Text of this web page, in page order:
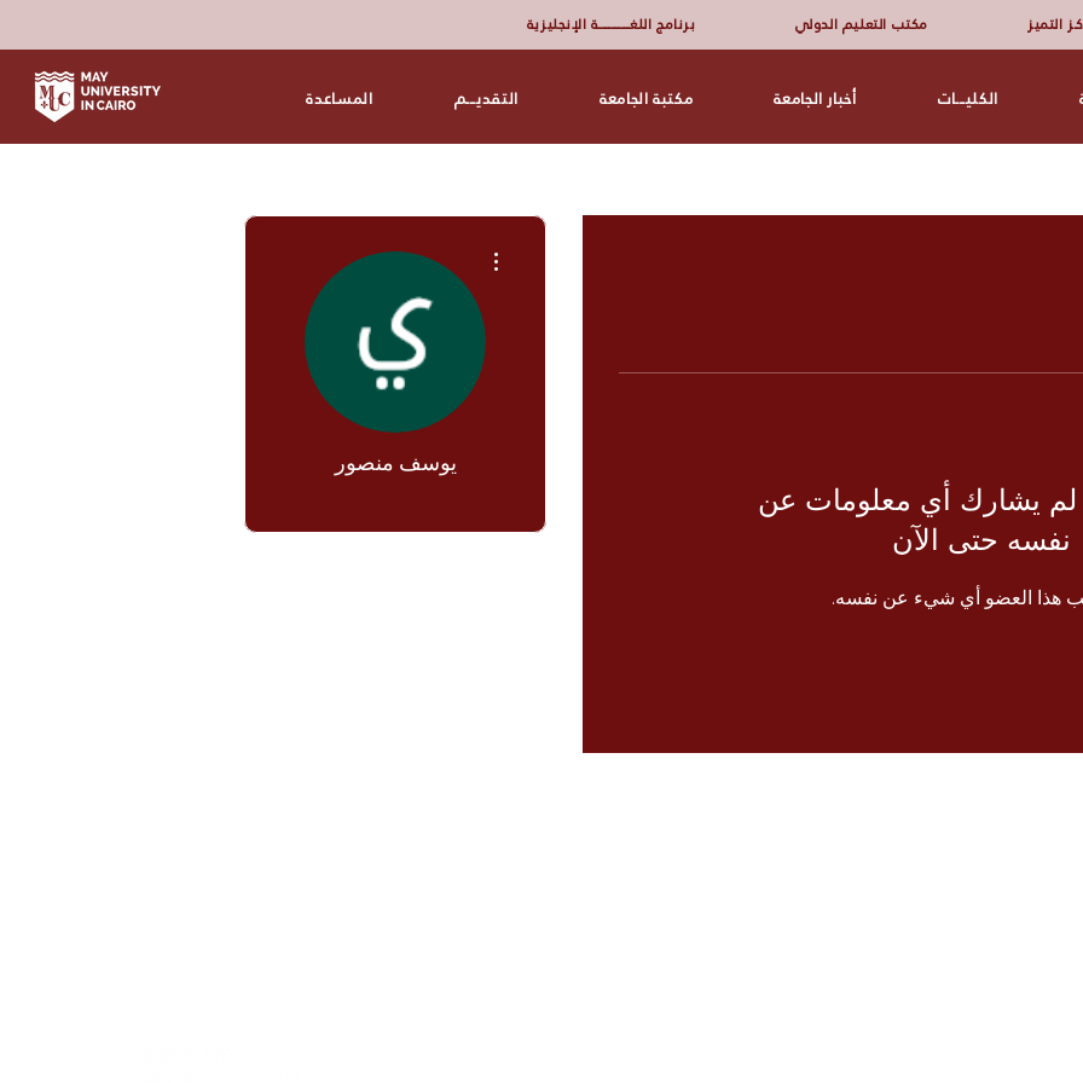
برنامج اللغــــــــــــــــة الإنجليزية مكتب التعليم الدولي التميز
المساعدة التقديـــم مكتبة الجامعة أخبار الجامعة الكليـــات
لم يشارك أي معلومات عن
نفسه حتى الآن
هذا العضو أي شيء عن نفسه.
يوسف منصور